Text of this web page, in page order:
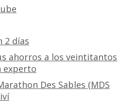
2 días
ahorros a los veintitantos
experto
Des Sables (MDS